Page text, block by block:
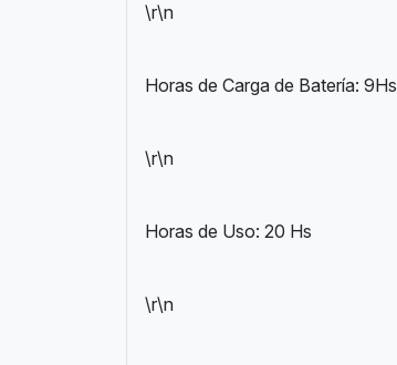
\r\n
Horas de Carga de Batería: 9Hs
\r\n
Horas de Uso: 20 Hs
\r\n